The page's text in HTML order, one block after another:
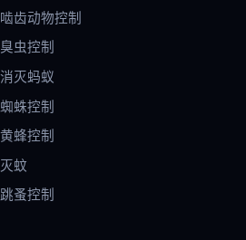
啮齿动物控制
臭虫控制
消灭蚂蚁
蜘蛛控制
黄蜂控制
灭蚊
跳蚤控制